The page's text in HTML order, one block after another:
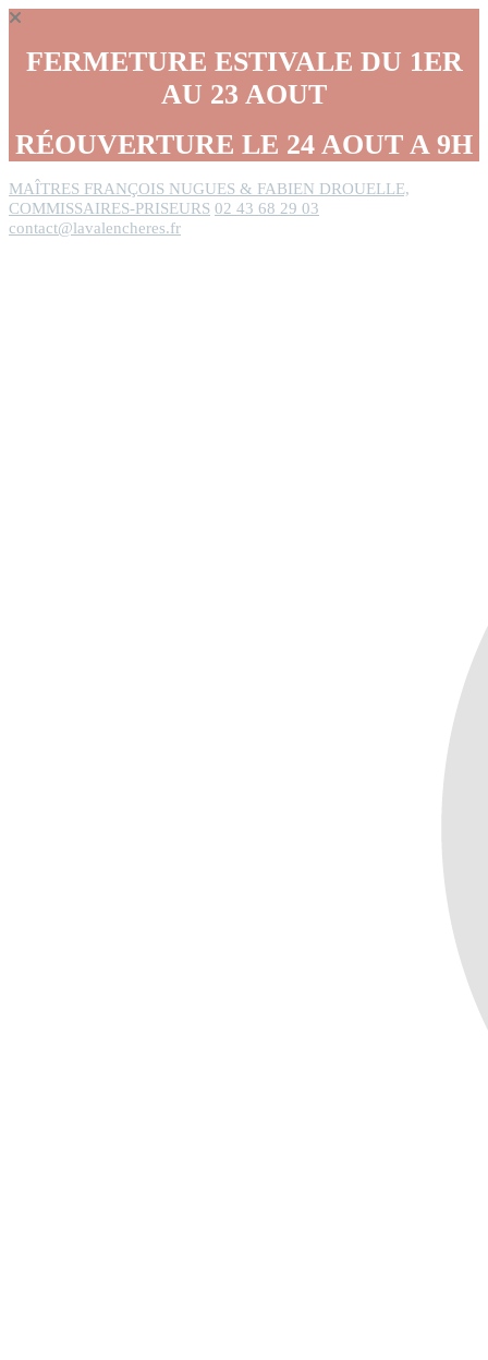
FERMETURE ESTIVALE DU 1ER
AU 23 AOUT
RÉOUVERTURE LE 24 AOUT A 9H
MAÎTRES FRANÇOIS NUGUES & FABIEN DROUELLE,
COMMISSAIRES-PRISEURS 02 43 68 29 03
contact@lavalencheres.fr
Panneau de gestion des cookies